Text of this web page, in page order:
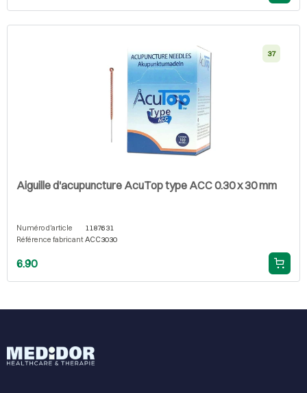
37
Aiguille d'acupuncture AcuTop type ACC 0.30 x 30 mm
Numéro d'article
1187631
Référence fabricant ACC3030
6.90